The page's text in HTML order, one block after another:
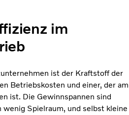
im
ist der Kraftstoff der
Betriebskosten und einer, der am
ist. Die Gewinnspannen sind
wenig Spielraum, und selbst kleine